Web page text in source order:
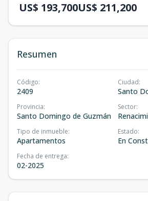
US$ 193,700US$ 211,200
Resumen
Código:
2409
Ciudad:
Santo
Provincia:
Santo Domingo de Guzmán
Sector:
Tipo de inmueble:
Apartamentos
Estado:
En
Fecha de entrega:
02-2025